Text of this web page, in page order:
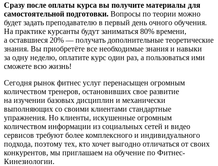
Сразу после оплаты курса вы получите материалы для
самостоятельной подготовки. Вопросы по теории можно
будет задать преподавателю в первый день очного обучения.
На практике курсанты будут заниматься 80% времени,
а оставшиеся 20% — получать дополнительные теоретические
знания. Вы приобретёте все необходимые знания и навыки
за одну неделю, оплатите курс один раз, а пользова­ться ими
сможете всю жизнь!
Сегодня рынок фитнес услуг перенасыщен огромным
количеством тренеров, остановивших свое развитие
на изучении базовых дисциплин и механически
выполняющих со своими клиентами стандартные
упражнения. Но клиенты, искушенные огромным
количеством информации из социальных сетей и видео
сервисов требуют более комплексного и индивидуального
подхода, поэтому тех, кто хочет выгодно отличаться от своих
конкурентов, мы приглашаем на обучение по Фитнес-
Кинезио­логии.